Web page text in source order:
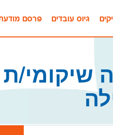
פרסם גיוס עובדים
שיקומי/